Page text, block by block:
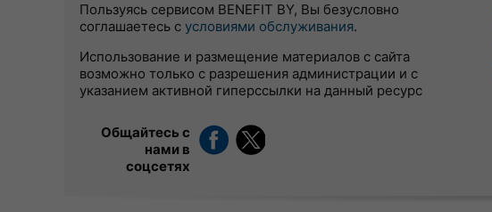
Пользуясь сервисом BENEFIT BY, Вы безусловно
соглашаетесь с условиями обслуживания.
Использование и размещение материалов с сайта
возможно только с разрешения администрации и с
указанием активной гиперссылки на данный ресурс
Общайтесь с
нами в
соцсетях